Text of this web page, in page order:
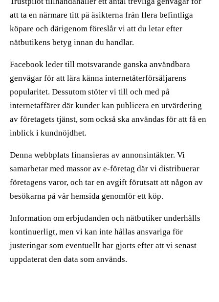
att ta en närmare titt på åsikterna från flera befintliga
köpare och därigenom föreslår vi att du letar efter
nätbutikens betyg innan du handlar.
Facebook leder till motsvarande ganska användbara
genvägar för att lära känna internetåterförsäljarens
popularitet. Dessutom stöter vi till och med på
internetaffärer där kunder kan publicera en utvärdering
av företagets tjänst, som också ska användas för att få en
inblick i kundnöjdhet.
Denna webbplats finansieras av annonsintäkter. Vi
samarbetar med massor av e-företag där vi distribuerar
företagens varor, och tar en avgift förutsatt att någon av
besökarna på vår hemsida genomför ett köp.
Information om erbjudanden och nätbutiker underhålls
kontinuerligt, men vi kan inte hållas ansvariga för
justeringar som eventuellt har gjorts efter att vi senast
uppdaterat den data som används.